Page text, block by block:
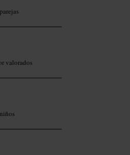
valorados